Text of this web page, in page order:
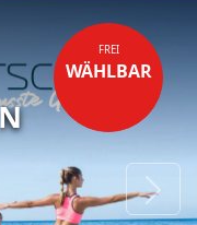
FREI
WÄHLBAR